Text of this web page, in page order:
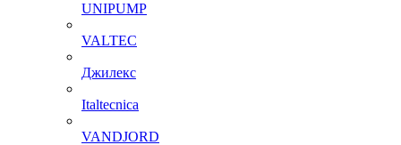
UNIPUMP
VALTEC
Джилекс
Italtecnica
VANDJORD